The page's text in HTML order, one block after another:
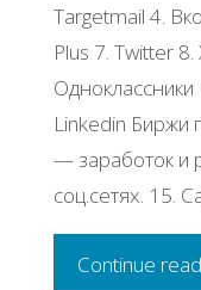
Targetmail 4.
Plus 7. Twitter
Linkedin Биржи
— заработок и
соц.сетях. 15.
Continue